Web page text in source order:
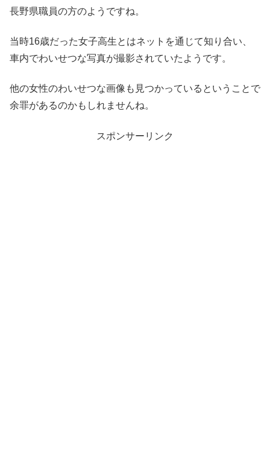
長野県職員の方のようですね。
当時16歳だった女子高生とはネットを通じて知り合い、
車内でわいせつな写真が撮影されていたようです。
他の女性のわいせつな画像も見つかっているということで
余罪があるのかもしれませんね。
スポンサーリンク